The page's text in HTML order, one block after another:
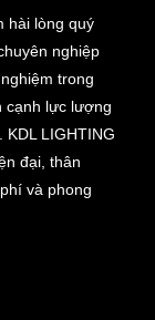
hài lòng quý
nghiệp
trong
cạnh lực lượng
LIGHTING
đại, thân
và phong